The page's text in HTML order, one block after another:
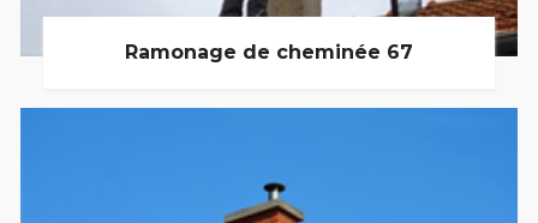
Ramonage de cheminée 67